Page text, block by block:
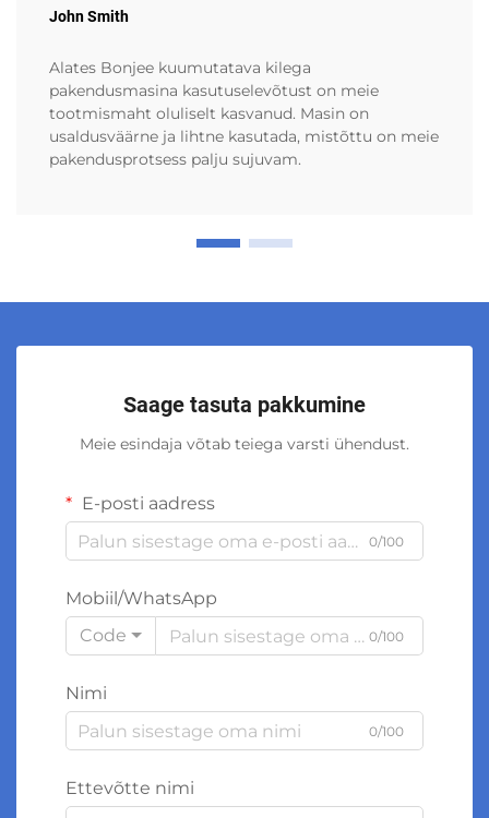
John Smith
Alates Bonjee kuumutatava kilega
pakendusmasina kasutuselevõtust on meie
tootmismaht oluliselt kasvanud. Masin on
usaldusväärne ja lihtne kasutada, mistõttu on meie
pakendusprotsess palju sujuvam.
Saage tasuta pakkumine
Meie esindaja võtab teiega varsti ühendust.
E-posti aadress
0/100
Mobiil/WhatsApp
Code
0/100
Nimi
0/100
Ettevõtte nimi